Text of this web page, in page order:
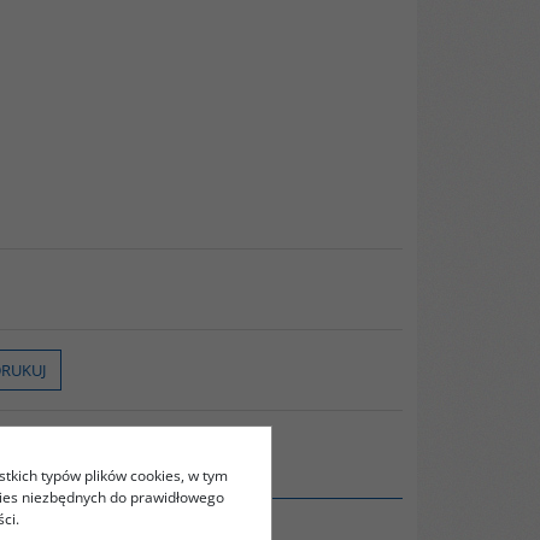
typów plików cookies, w tym
niezbędnych do prawidłowego